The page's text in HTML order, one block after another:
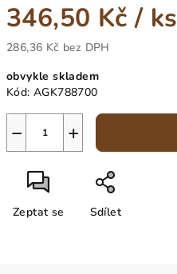
346,50 Kč/ ks
286,36 Kč bez DPH
cena:
obvykle skladem
Kód: AGK788700
+
−
Zeptat se Sdílet